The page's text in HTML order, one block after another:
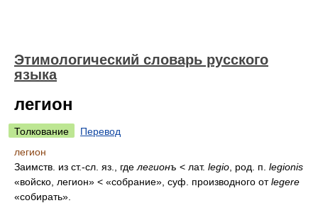
Этимологический словарь русского
языка
легион
Толкование
Перевод
легион
Заимств. из ст.-сл. яз., где легионъ < лат. legio , род. п. legionis
«войско, легион» < «собрание», суф. производного отlegere
«собирать».